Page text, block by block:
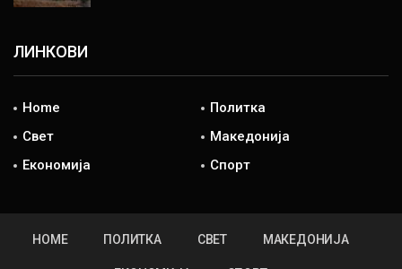
ЛИНКОВИ
Home
Политка
Свет
Македонија
Економија
Спорт
HOME ПОЛИТКА СВЕТ МАКЕДОНИЈА